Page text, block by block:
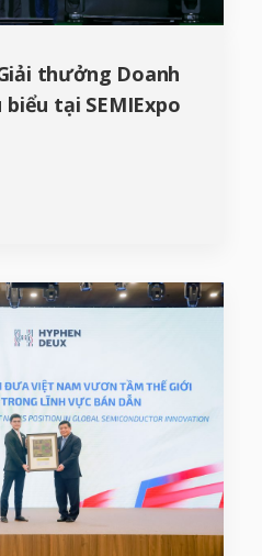
thưởng Doanh
tại SEMIExpo